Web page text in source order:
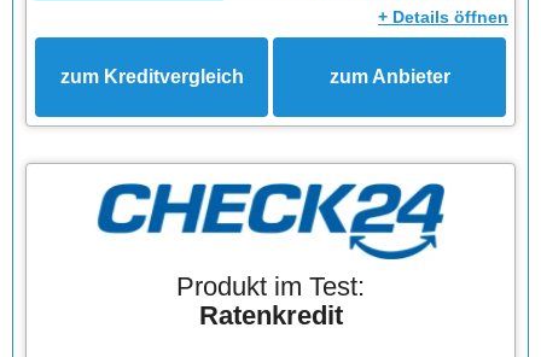
+ Details öffnen
zum Kreditvergleich zum Anbieter
Produkt im Test:
Ratenkredit